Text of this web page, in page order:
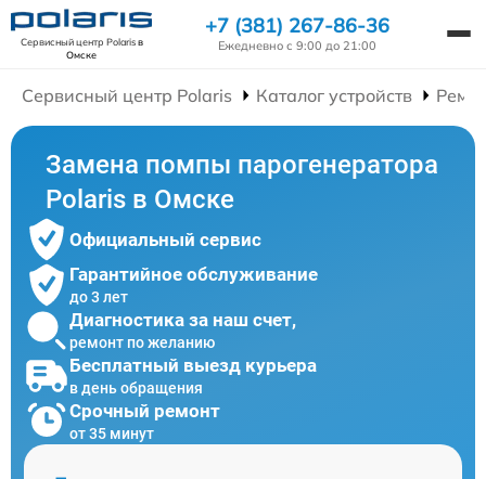
Сервисный центр Polarisв
Омске
+7 (381) 267-86-36
Ежедневно с 9:00 до 21:00
Сервисный центр Polaris Каталог устройств
Замена помпы парогенератора
Polaris в Омске
Официальный сервис
Гарантийное обслуживание
до 3 лет
Диагностика за наш счет,
ремонт по желанию
Бесплатный выезд курьера
в день обращения
Срочный ремонт
от 35 минут